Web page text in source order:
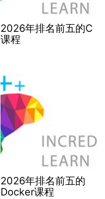
2026年排名前五的C
课程
2026年排名前五的
Docker课程